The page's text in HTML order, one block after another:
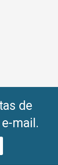
de
mail.